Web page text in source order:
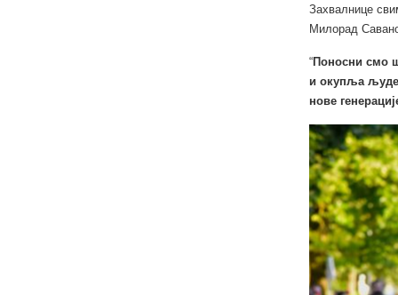
Захвалнице
Милорад
“Поносни смо
и окупља људе
нове